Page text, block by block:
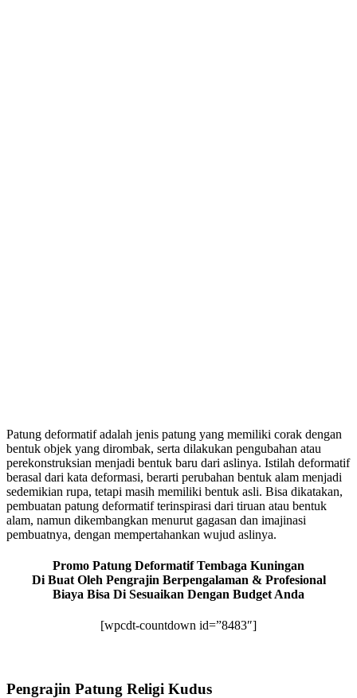
Patung deformatif adalah jenis patung yang memiliki corak dengan
bentuk objek yang dirombak, serta dilakukan pengubahan atau
perekonstruksian menjadi bentuk baru dari aslinya. Istilah deformatif
berasal dari kata deformasi, berarti perubahan bentuk alam menjadi
sedemikian rupa, tetapi masih memiliki bentuk asli. Bisa dikatakan,
pembuatan patung deformatif terinspirasi dari tiruan atau bentuk
alam, namun dikembangkan menurut gagasan dan imajinasi
pembuatnya, dengan mempertahankan wujud aslinya.
Promo Patung Deformatif Tembaga Kuningan
Di Buat Oleh Pengrajin Berpengalaman & Profesional
Biaya Bisa Di Sesuaikan Dengan Budget Anda
[wpcdt-countdown id=”8483″]
Pengrajin Patung Religi Kudus